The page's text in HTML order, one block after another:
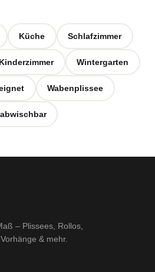
Küche Schlafzimmer
Kinderzimmer Wintergarten
Wabenplissee
abwischbar
– Plissees, Rollos,
& mehr.